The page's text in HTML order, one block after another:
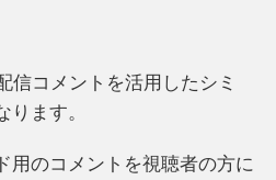
信コメントを活用したシミ
ります。
用のコメントを視聴者の方に